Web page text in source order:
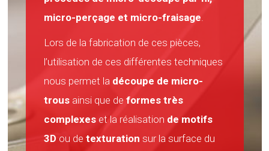
micro-perçage et micro-fraisage.
Lors de la fabrication de ces pièces,
l’utilisation de ces différentes techniques
nous permet la découpe de micro-
trous ainsi que de formes très
complexes et la réalisation de motifs
3D ou de texturation sur la surface du